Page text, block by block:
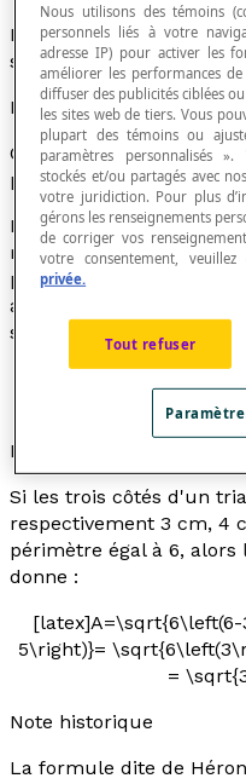
Relation entre les
son aire.
Formule
Cette formule permet
partir des mesures de
Pour un triangle dont
respectivementa, betc,
périmètre du triangle.
alors de calculer l'aire
suivante :
Exemple
Si les trois côtés d'un
respectivement 3 cm, 4
périmètre égal à 6,
donne :
5\right)}=
=
Note historique
La formule dite de
Nous utilisons des témoins
personnels liés à votre
adresse IP) pour activer les
améliorer les performances
diffuser des publicités ciblées
les sites web de tiers. Vous
plupart des témoins ou
paramètres personnalisés
stockés et/ou partagés avec
votre juridiction. Pour plus
gérons les renseignements
de corriger vos
votre consentement,
privée.
Tout refuser